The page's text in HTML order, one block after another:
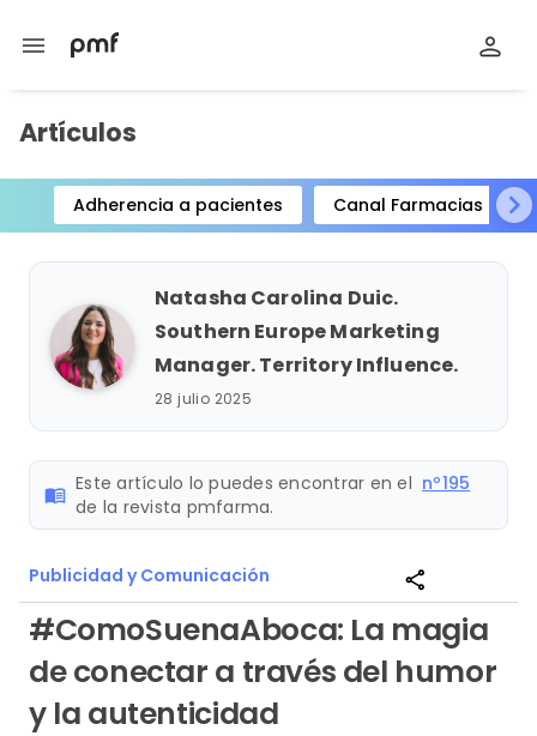
menu
Artículos
Adherencia a pacientes Canal Farmacias
Item
1
Natasha Carolina Duic.
Southern Europe Marketing
Manager. Territory Influence.
28 julio 2025
menu_book Este artículo lo puedes encontrar en el nº195
de la revista pmfarma.
Publicidad y Comunicación share
#ComoSuenaAboca: La magia
de conectar a través del humor
y la autenticidad